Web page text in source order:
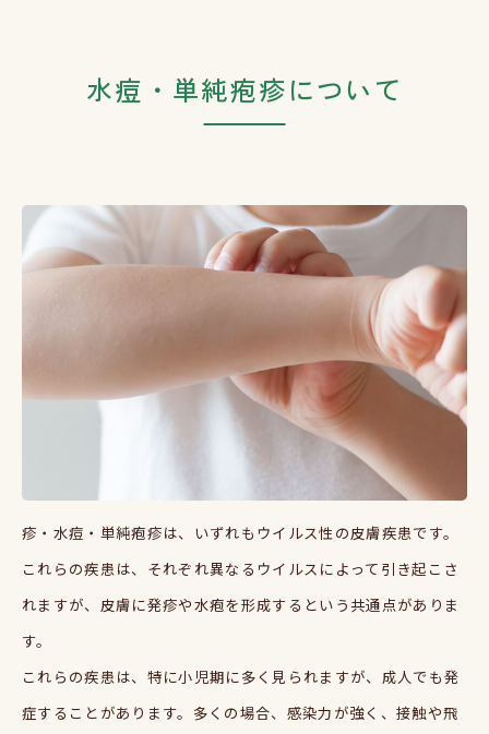
水痘・単純疱疹について
疹・水痘・単純疱疹は、いずれもウイルス性の皮膚疾患です。
これらの疾患は、それぞれ異なるウイルスによって引き起こさ
れますが、皮膚に発疹や水疱を形成するという共通点がありま
す。
これらの疾患は、特に小児期に多く見られますが、成人でも発
症することがあります。多くの場合、感染力が強く、接触や飛